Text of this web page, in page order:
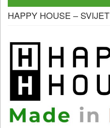
HAPPY HOUSE –